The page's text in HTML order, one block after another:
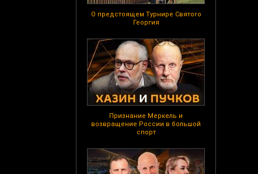
О предстоящем Турнире Святого
Георгия
Признание Меркель и
возвращение России в большой
спорт